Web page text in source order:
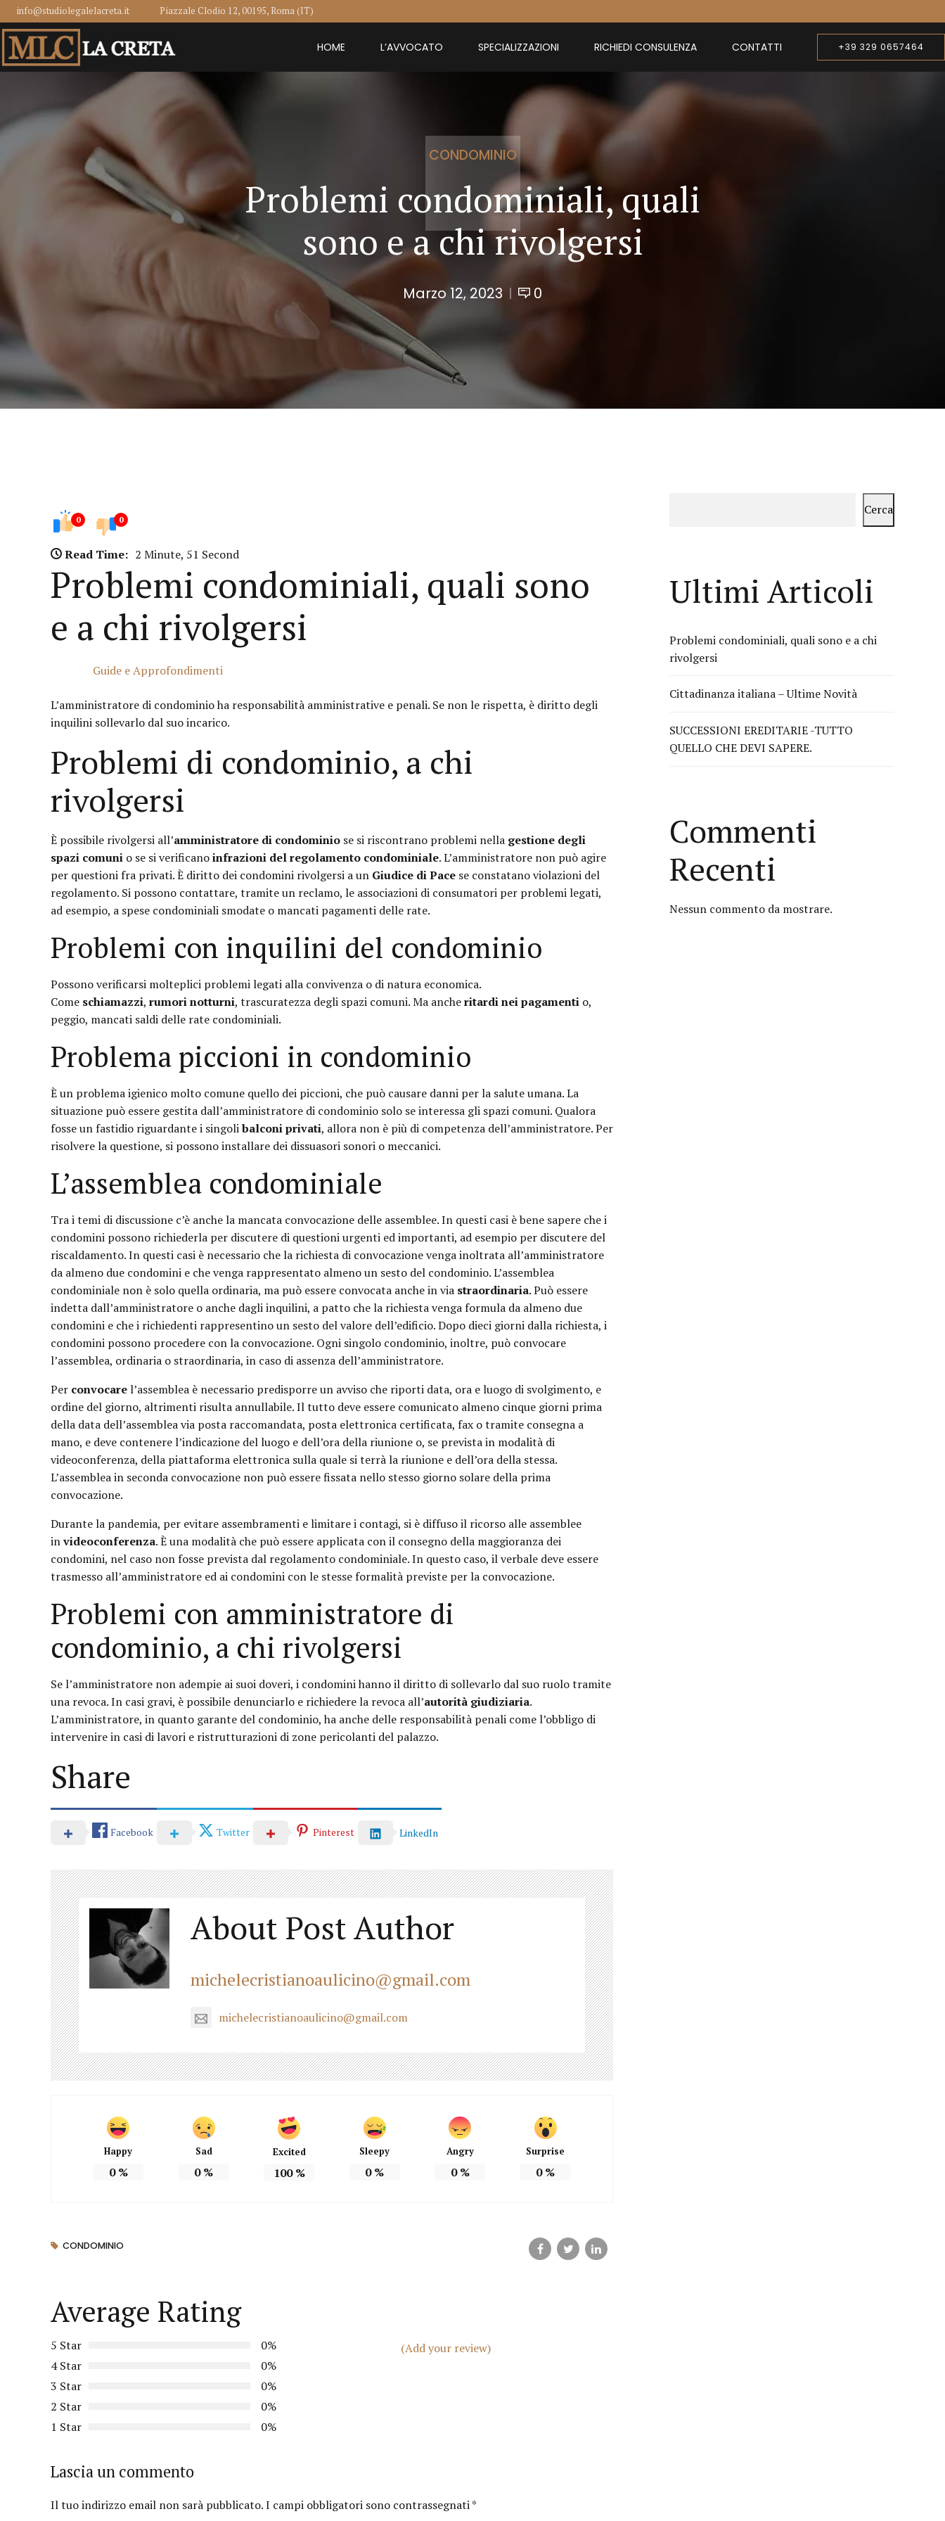
info@studiolegalelacreta.it Piazzale Clodio 12, 00195, Roma (IT)
+39 329 0657464
HOME L’AVVOCATO SPECIALIZZAZIONI RICHIEDI CONSULENZA CONTATTI
CONDOMINIO
Problemi condominiali, quali
sono e a chi rivolgersi
Marzo 12, 2023 0
0 0
Read Time: 2 Minute, 51 Second
Problemi condominiali, quali sono
e a chi rivolgersi
Guide e Approfondimenti
L’amministratore di condominio ha responsabilità amministrative e penali. Se non le rispetta, è diritto degli
inquilini sollevarlo dal suo incarico.
Problemi di condominio, a chi
rivolgersi
È possibile rivolgersi all’amministratore di condominio se si riscontrano problemi nella gestione degli
spazi comuni o se si verificanoinfrazioni del regolamento condominiale. L’amministratore non può agire
per questioni fra privati. È diritto dei condomini rivolgersi a un Giudice di Pace se constatano violazioni del
regolamento. Si possono contattare, tramite un reclamo, le associazioni di consumatori per problemi legati,
ad esempio, a spese condominiali smodate o mancati pagamenti delle rate.
Problemi con inquilini del condominio
Possono verificarsi molteplici problemi legati alla convivenza o di natura economica.
Come schiamazzi, rumori notturni, trascuratezza degli spazi comuni. Ma ancheritardi nei pagamenti o,
peggio, mancati saldi delle rate condominiali.
Problema piccioni in condominio
È un problema igienico molto comune quello dei piccioni, che può causare danni per la salute umana. La
situazione può essere gestita dall’amministratore di condominio solo se interessa gli spazi comuni. Qualora
fosse un fastidio riguardante i singolibalconi privati, allora non è più di competenza dell’amministratore. Per
risolvere la questione, si possono installare dei dissuasori sonori o meccanici.
L’assemblea condominiale
Tra i temi di discussione c’è anche la mancata convocazione delle assemblee. In questi casi è bene sapere che i
condomini possono richiederla per discutere di questioni urgenti ed importanti, ad esempio per discutere del
riscaldamento. In questi casi è necessario che la richiesta di convocazione venga inoltrata all’amministratore
da almeno due condomini e che venga rappresentato almeno un sesto del condominio. L’assemblea
condominiale non è solo quella ordinaria, ma può essere convocata anche in via straordinaria. Può essere
indetta dall’amministratore o anche dagli inquilini, a patto che la richiesta venga formula da almeno due
condomini e che i richiedenti rappresentino un sesto del valore dell’edificio. Dopo dieci giorni dalla richiesta, i
condomini possono procedere con la convocazione. Ogni singolo condominio, inoltre, può convocare
l’assemblea, ordinaria o straordinaria, in caso di assenza dell’amministratore.
Per convocare l’assemblea è necessario predisporre un avviso che riporti data, ora e luogo di svolgimento, e
ordine del giorno, altrimenti risulta annullabile. Il tutto deve essere comunicato almeno cinque giorni prima
della data dell’assemblea via posta raccomandata, posta elettronica certificata, fax o tramite consegna a
mano, e deve contenere l’indicazione del luogo e dell’ora della riunione o, se prevista in modalità di
videoconferenza, della piattaforma elettronica sulla quale si terrà la riunione e dell’ora della stessa.
L’assemblea in seconda convocazione non può essere fissata nello stesso giorno solare della prima
convocazione.
Durante la pandemia, per evitare assembramenti e limitare i contagi, si è diffuso il ricorso alle assemblee
invideoconferenza. È una modalità che può essere applicata con il consegno della maggioranza dei
condomini, nel caso non fosse prevista dal regolamento condominiale. In questo caso, il verbale deve essere
trasmesso all’amministratore ed ai condomini con le stesse formalità previste per la convocazione.
Problemi con amministratore di
condominio, a chi rivolgersi
Se l’amministratore non adempie ai suoi doveri, i condomini hanno il diritto di sollevarlo dal suo ruolo tramite
una revoca. In casi gravi, è possibile denunciarlo e richiedere la revoca all’autorità giudiziaria.
L’amministratore, in quanto garante del condominio, ha anche delle responsabilità penali come l’obbligo di
intervenire in casi di lavori e ristrutturazioni di zone pericolanti del palazzo.
Share
Facebook Twitter Pinterest LinkedIn
About Post Author
michelecristianoaulicino@gmail.com
michelecristianoaulicino@gmail.com
Happy
0%
Sad
0%
Excited
100%
Sleepy
0%
Angry
0%
Surprise
0%
CONDOMINIO
Average Rating
5 Star
0%
4 Star
0%
3 Star
0%
2 Star
0%
1 Star
0%
(Add your review)
Lascia un commento
Il tuo indirizzo email non sarà pubblicato.I campi obbligatori sono contrassegnati*
Cerca
Ultimi Articoli
Problemi condominiali, quali sono e a chi
rivolgersi
Cittadinanza italiana – Ultime Novità
SUCCESSIONI EREDITARIE -TUTTO
QUELLO CHE DEVI SAPERE.
Commenti
Recenti
Nessun commento da mostrare.